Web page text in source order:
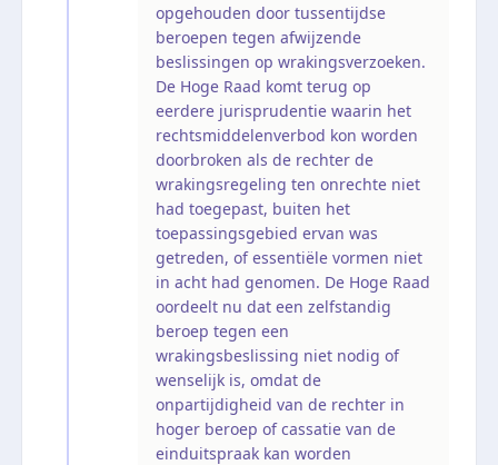
opgehouden door tussentijdse
beroepen tegen afwijzende
beslissingen op wrakingsverzoeken.
De Hoge Raad komt terug op
eerdere jurisprudentie waarin het
rechtsmiddelenverbod kon worden
doorbroken als de rechter de
wrakingsregeling ten onrechte niet
had toegepast, buiten het
toepassingsgebied ervan was
getreden, of essentiële vormen niet
in acht had genomen. De Hoge Raad
oordeelt nu dat een zelfstandig
beroep tegen een
wrakingsbeslissing niet nodig of
wenselijk is, omdat de
onpartijdigheid van de rechter in
hoger beroep of cassatie van de
einduitspraak kan worden